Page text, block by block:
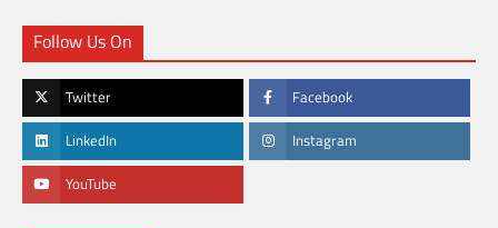
Follow Us On
Twitter Facebook
LinkedIn Instagram
YouTube